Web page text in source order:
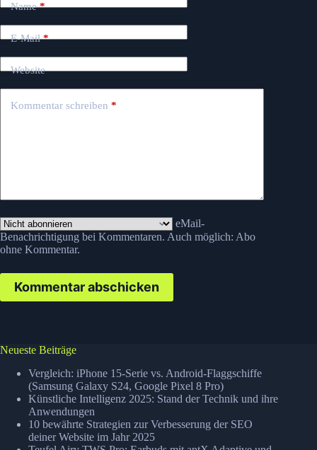
Name*
E-Mail*
Website
Kommentar schreiben *
eMail-
Benachrichtigung bei Kommentaren. Auch möglich: Abo
ohne Kommentar.
Kommentar abschicken
Neueste Beiträge
Vergleich: iPhone 15-Serie vs. Android-Flaggschiffe
(Samsung Galaxy S24, Google Pixel 8 Pro)
Künstliche Intelligenz 2025: Stand der Technik und ihre
Anwendungen
10 bewährte Strategien zur Verbesserung der SEO
deiner Website im Jahr 2025